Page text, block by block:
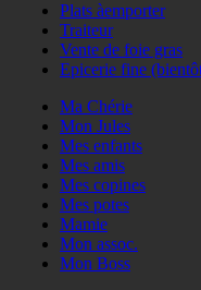
Plats àemporter
Traiteur
Vente de foie gras
Epicerie fine
Ma Chérie
Mon Jules
Mes enfants
Mes amis
Mes copines
Mes potes
Mamie
Mon assoc.
Mon Boss